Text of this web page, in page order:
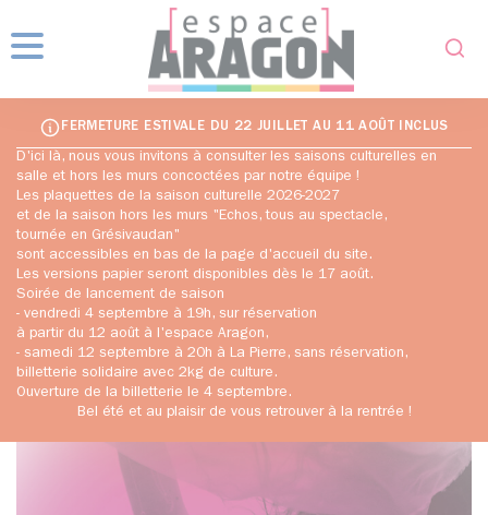
Menu
FERMETURE ESTIVALE DU 22 JUILLET AU 11 AOÛT INCLUS
D'ici là, nous vous invitons à consulter les saisons culturelles en
salle et hors les murs concoctées par notre équipe !
Les plaquettes de la saison culturelle 2026-2027
et de la saison hors les murs "Echos, tous au spectacle,
tournée en Grésivaudan"
sont accessibles en bas de la page d'accueil du site.
Les versions papier seront disponibles dès le 17 août.
Soirée de lancement de saison
- vendredi 4 septembre à 19h, sur réservation
à partir du 12 août à l'espace Aragon,
- samedi 12 septembre à 20h à La Pierre, sans réservation,
billetterie solidaire avec 2kg de culture.
Ouverture de la billetterie le 4 septembre.
Bel été et au plaisir de vous retrouver à la rentrée !